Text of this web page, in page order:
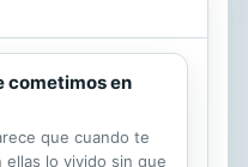
cometimos en
que cuando te
ellas lo vivido sin que